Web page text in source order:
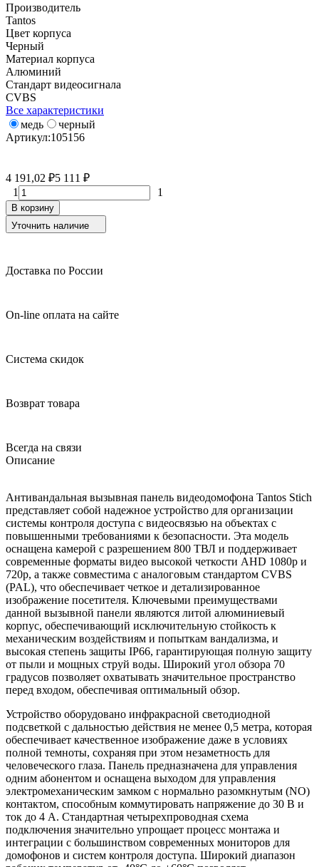
Производитель
Tantos
Цвет корпуса
Черный
Материал корпуса
Алюминий
Стандарт видеосигнала
CVBS
Все характеристики
медь
черный
Артикул:105156
4 191,02 ₽5 111 ₽
1
1
В корзину
Уточнить наличие
Доставка по России
On-line оплата на сайте
Система скидок
Возврат товара
Всегда на связи
Описание
Антивандальная вызывная панель видеодомофона Tantos Stich
представляет собой надежное устройство для организации
системы контроля доступа с видеосвязью на объектах с
повышенными требованиями к безопасности. Эта модель
оснащена камерой с разрешением 800 ТВЛ и поддерживает
современные форматы видео высокой четкости AHD 1080p и
720p, а также совместима с аналоговым стандартом CVBS
(PAL), что обеспечивает четкое и детализированное
изображение посетителя. Ключевыми преимуществами
данной вызывной панели являются литой алюминиевый
корпус, обеспечивающий исключительную стойкость к
механическим воздействиям и попыткам вандализма, и
высокая степень защиты IP66, гарантирующая полную защиту
от пыли и мощных струй воды. Широкий угол обзора 70
градусов позволяет охватывать значительное пространство
перед входом, обеспечивая оптимальный обзор.
Устройство оборудовано инфракрасной светодиодной
подсветкой с дальностью действия не менее 0,5 метра, которая
обеспечивает качественное изображение даже в условиях
полной темноты, сохраняя при этом незаметность для
человеческого глаза. Панель предназначена для управления
одним абонентом и оснащена выходом для управления
электромеханическим замком с нормально разомкнутым (NO)
контактом, способным коммутировать напряжение до 30 В и
ток до 4 А. Стандартная четырехпроводная схема
подключения значительно упрощает процесс монтажа и
интеграции с большинством современных мониторов для
домофонов и систем контроля доступа. Широкий диапазон